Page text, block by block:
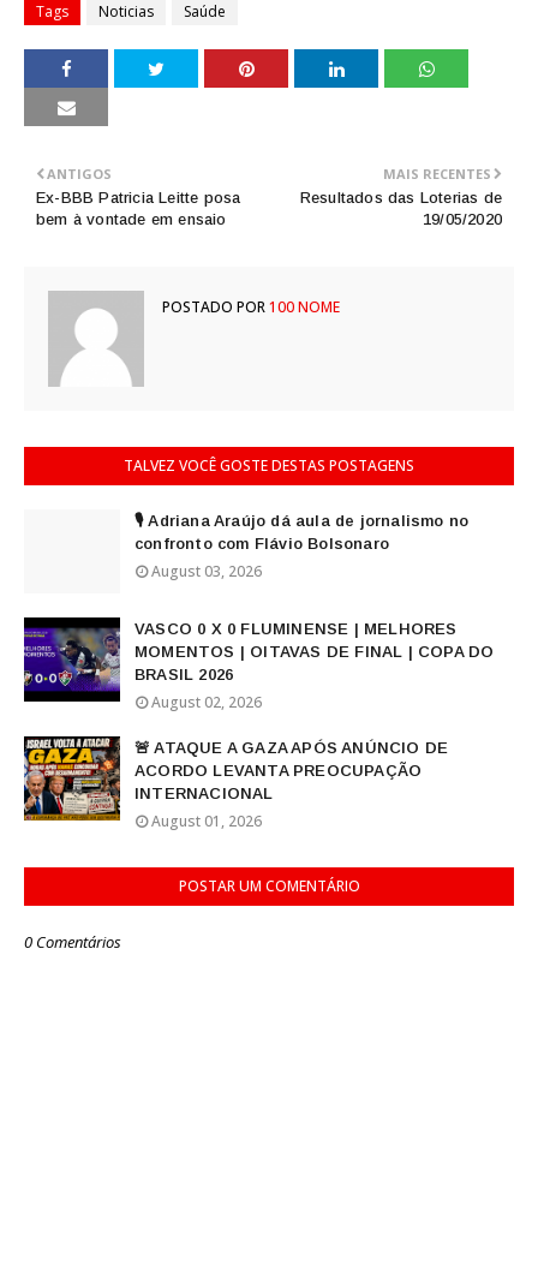
Tags Noticias Saúde
MAIS RECENTES
Resultados das Loterias de
19/05/2020
ANTIGOS
Ex-BBB Patricia Leitte posa
bem à vontade em ensaio
POSTADO POR100 NOME
TALVEZ VOCÊ GOSTE DESTAS POSTAGENS
🎙️ Adriana Araújo dá aula de jornalismo no
confronto com Flávio Bolsonaro
August 03, 2026
VASCO 0 X 0 FLUMINENSE | MELHORES
MOMENTOS | OITAVAS DE FINAL | COPA DO
BRASIL 2026
August 02, 2026
🚨 ATAQUE A GAZA APÓS ANÚNCIO DE
ACORDO LEVANTA PREOCUPAÇÃO
INTERNACIONAL
August 01, 2026
POSTAR UM COMENTÁRIO
0 Comentários